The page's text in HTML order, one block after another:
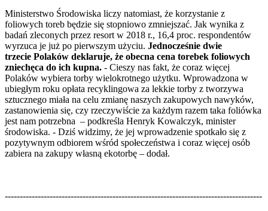
Ministerstwo Środowiska liczy natomiast, że korzystanie z
foliowych toreb będzie się stopniowo zmniejszać. Jak wynika z
badań zleconych przez resort w 2018 r., 16,4 proc. respondentów
wyrzuca je już po pierwszym użyciu. Jednocześnie dwie
trzecie Polaków deklaruje, że obecna cena torebek foliowych
zniechęca do ich kupna. - Cieszy nas fakt, że coraz więcej
Polaków wybiera torby wielokrotnego użytku. Wprowadzona w
ubiegłym roku opłata recyklingowa za lekkie torby z tworzywa
sztucznego miała na celu zmianę naszych zakupowych nawyków,
zastanowienia się, czy rzeczywiście za każdym razem taka foliówka
jest nam potrzebna – podkreśla Henryk Kowalczyk, minister
środowiska. - Dziś widzimy, że jej wprowadzenie spotkało się z
pozytywnym odbiorem wśród społeczeństwa i coraz więcej osób
zabiera na zakupy własną ekotorbę – dodał.
--------------------------------------------------------------------------------------